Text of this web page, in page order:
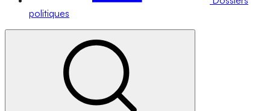
politiques